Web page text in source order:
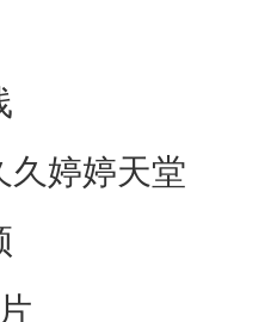
久婷婷天堂